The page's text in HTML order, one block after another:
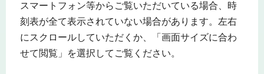
スマートフォン等からご覧いただいている場合、時
刻表が全て表示されていない場合があります。左右
にスクロールしていただくか、「画面サイズに合わ
せて閲覧」を選択してご覧ください。